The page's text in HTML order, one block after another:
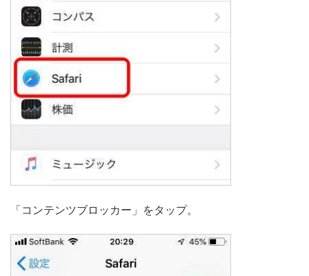
「コンテンツブロッカー」をタップ。